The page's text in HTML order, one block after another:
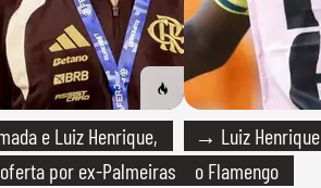
e Luiz Henrique,
por ex-Palmeiras
→ Luiz
o Flamengo